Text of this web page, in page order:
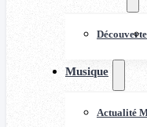
Découverte
Musique
Actualité